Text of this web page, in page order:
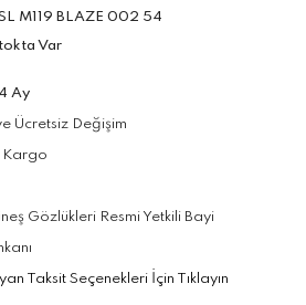
M119 BLAZE 002 54
Var
Ay
Ücretsiz Değişim
Kargo
Gözlükleri Resmi Yetkili Bayi
Taksit Seçenekleri İçin Tıklayın